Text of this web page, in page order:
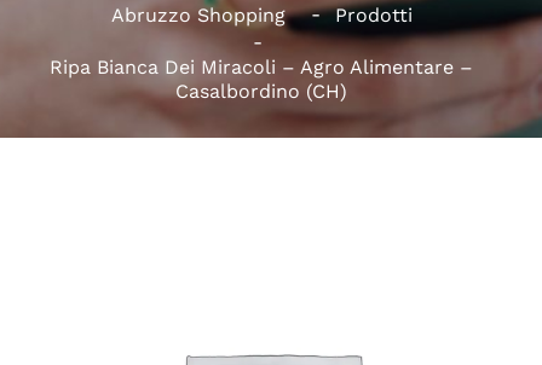
Abruzzo Shopping Prodotti
Ripa Bianca Dei Miracoli – Agro Alimentare –
Casalbordino (CH)